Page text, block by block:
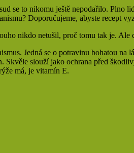
se to nikomu ještě nepodařilo. Plno
Doporučujeme, abyste recept
nikdo netušil, proč tomu tak je.
Jedná se o potravinu bohatou
slouží jako ochrana před
má, je vitamín E.